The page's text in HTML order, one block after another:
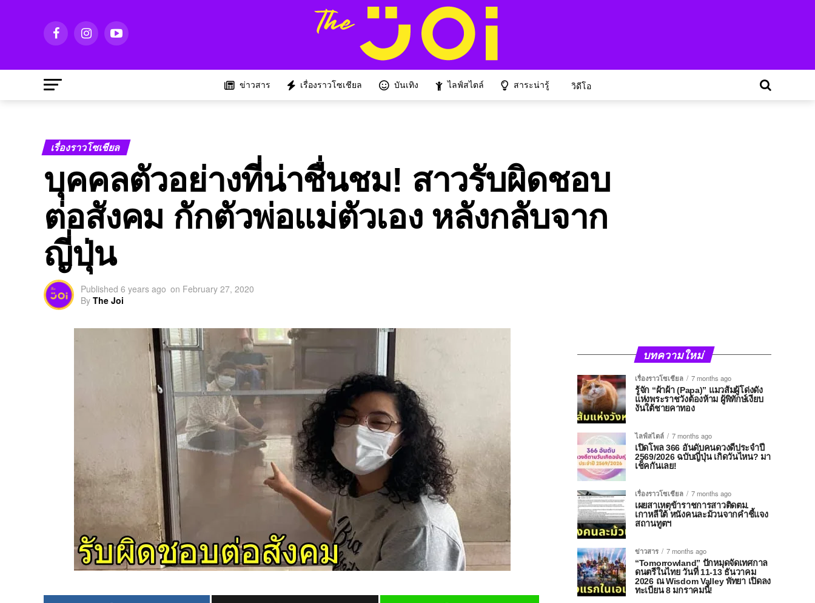
ข่าวสาร เรื่องราวโซเชียล บันเทิง ไลฟ์สไตล์ สาระน่ารู้ วิดีโอ
เรื่องราวโซเชียล
บุคคลตัวอย่างที่น่าชื่นชม! สาวรับผิดชอบ
ต่อสังคม กักตัวพ่อแม่ตัวเอง หลังกลับจาก
ญี่ปุ่น
Published 6 years ago on February 27, 2020
By The Joi
บทความใหม่
เรื่องราวโซเชียล
7 months ago
รู้จัก “ผ้าผ้า (Papa)” แมวส้มผู้โด่งดัง
แห่งพระราชวังต้องห้าม ผู้พิทักษ์เงียบ
งันใต้ชายคาทอง
ไลฟ์สไตล์
7 months ago
เปิดโพล 366 อันดับคนดวงดีประจำปี
2569/2026 ฉบับญี่ปุ่น เกิดวันไหน? มา
เช็คกันเลย!
เรื่องราวโซเชียล
7 months ago
เผยสาเหตุข้าราชการสาวติดตม.
เกาหลีใต้ หนังคนละม้วนจากคำชี้แจง
สถานทูตฯ
ข่าวสาร
7 months ago
“Tomorrowland” ปักหมุดจัดเทศกาล
ดนตรีในไทย วันที่ 11-13 ธันวาคม
2026 ณ Wisdom Valley พัทยา เปิดลง
ทะเบียน 8 มกราคมนี้!